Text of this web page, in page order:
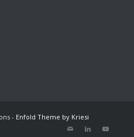
- Enfold Theme by Kriesi